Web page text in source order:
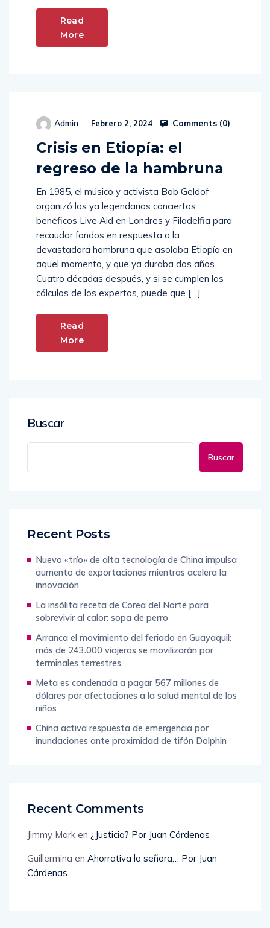
Read
More
Admin Febrero 2, 2024 Comments (0)
Crisis en Etiopía: el
regreso de la hambruna
En 1985, el músico y activista Bob Geldof
organizó los ya legendarios conciertos
benéficos Live Aid en Londres y Filadelfia para
recaudar fondos en respuesta a la
devastadora hambruna que asolaba Etiopía en
aquel momento, y que ya duraba dos años.
Cuatro décadas después, y si se cumplen los
cálculos de los expertos, puede que […]
Read
More
Buscar
Buscar
Recent Posts
Nuevo «trío» de alta tecnología de China impulsa
aumento de exportaciones mientras acelera la
innovación
La insólita receta de Corea del Norte para
sobrevivir al calor: sopa de perro
Arranca el movimiento del feriado en Guayaquil:
más de 243.000 viajeros se movilizarán por
terminales terrestres
Meta es condenada a pagar 567 millones de
dólares por afectaciones a la salud mental de los
niños
China activa respuesta de emergencia por
inundaciones ante proximidad de tifón Dolphin
Recent Comments
Jimmy Mark en ¿Justicia? Por Juan Cárdenas
Guillermina en Ahorrativa la señora… Por Juan
Cárdenas